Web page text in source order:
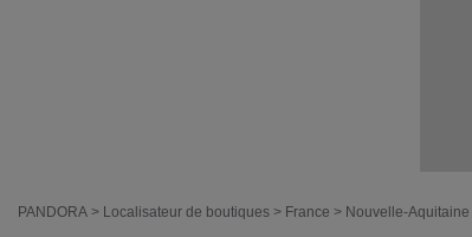
PANDORA > Localisateur de boutiques > France > Nouvelle-Aquitaine